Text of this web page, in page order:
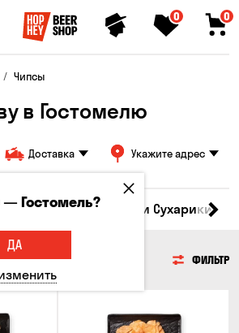
0 0
Чипсы
в Гостомелю
Доставка Укажите адрес
Чипсы Гренки и Сухарики
ФИЛЬТР
—Гостомель?
ДА